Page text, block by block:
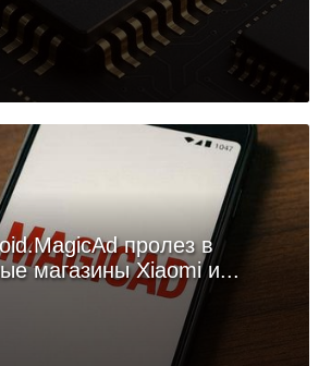
пролез в
магазины Xiaomi и...